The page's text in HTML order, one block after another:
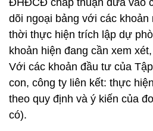
dõi ngoại bảng với các
thời thực hiện trích lập dự
khoản hiện đang cần xem
Với các khoản đầu tư của
con, công ty liên kết: thực
theo quy định và ý kiến của
có).